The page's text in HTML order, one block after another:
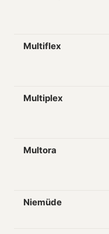
Multiflex
Multiplex
Multora
Niemüde